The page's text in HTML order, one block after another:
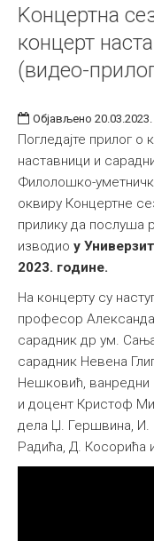
Kонцертна
концерт
(видео-
Објављено 20.03.2023.
Погледајте прилог о
наставници и
Филолошко-
оквиру Концертне
прилику да послуша
изводио у
2023. године.
На концерту су
професор
сарадник др ум.
сарадник Невена
Нешковић, ванредни
и доцент Кристоф
дела Џ. Гершвина, И.
Радића, Д. Косорића